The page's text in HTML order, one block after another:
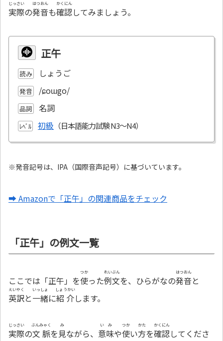
実際
じっさい
の発音
はつおん
も確認
かくにん
してみましょう。
正午
読み しょうご
発音 /ɕoɯgo/
品詞 名詞
ﾚﾍﾞﾙ 初級
※発音記号は、IPA（国際音声記号）に基づいています。
➡ Amazonで「正午」の関連商品をチェック
「正午」の例文一覧
ここでは「正午」を使
つか
った例文
れいぶん
を、ひらがなの発音
はつおん
と
英訳
えいやく
と一緒
いっしょ
に紹介
しょうかい
します。
実際
じっさい
の文脈
ぶんみゃく
を見
み
ながら、 意味
いみ
や使
つか
い方
かた
を確認
かくにん
してくださ